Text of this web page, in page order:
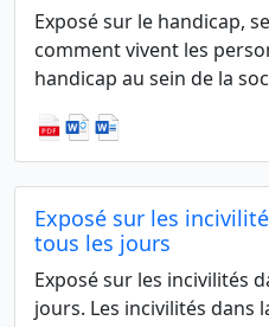
Exposé sur le handicap,
comment vivent les
handicap au sein de la
Exposé sur les
tous les jours
Exposé sur les incivilités
jours. Les incivilités dans